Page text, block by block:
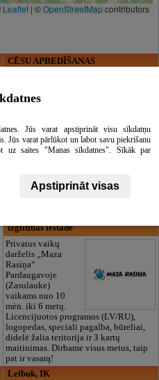
Leaflet | ©OpenStreetMapcontributors
CĒSU APBEDĪŠANAS
atsisveikinimas be
pasirūpinsime
viskuo: pilnas
laidotuvių
Taip pat siūlome autentiškus tautinius
latviškus užtiesalus velionio atminimui
izglītības iestāde
Privatus vaikų
darželis „Maza
Rasiņa“
Pardaugavoje
(Zasulauke)
vaikams nuo 10
mėn. iki 6 metų.
Licencijuotos programos (LV/RU),
logopedas, speciali pagalba, būreliai,
didelė žalia teritorija ir 3 kartų
maitinimas. Dirbame visus metus, taip
pat ir vasarą!
Leibuk, IK
Jūs varat apstiprināt visu sīkdatņu
Jūs varat pārlūkot un labot savu piekrišanu
uz saites "Manas sīkdatnes". Sīkāk par
Apstiprināt visas